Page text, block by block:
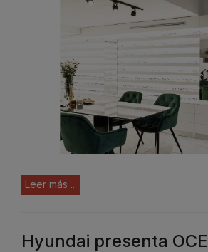
Leer más ...
Hyundai presenta